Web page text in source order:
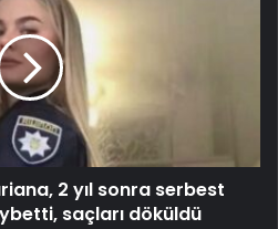
2 yıl sonra serbest
saçları döküldü